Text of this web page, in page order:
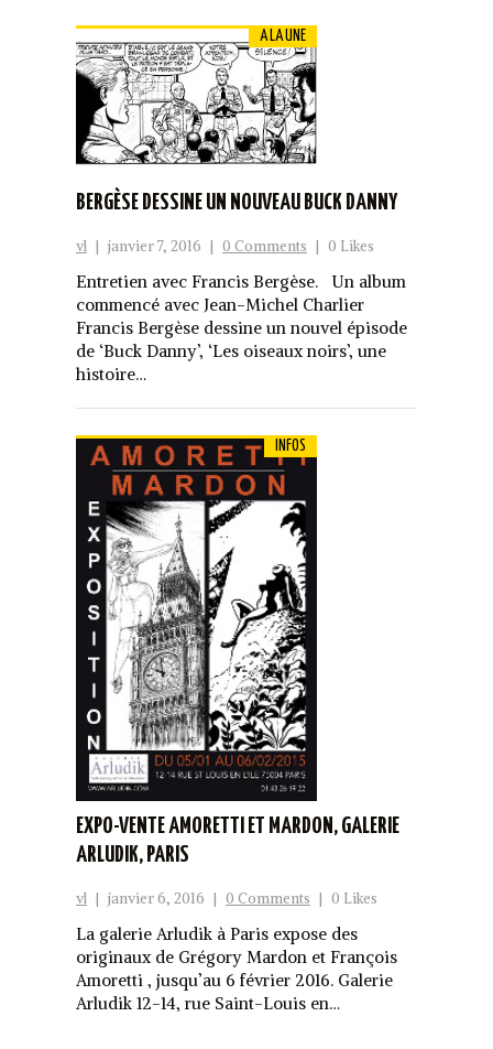
A LA UNE
BERGÈSE DESSINE UN NOUVEAU BUCK DANNY
vl | janvier 7, 2016 | 0 Comments | 0 Likes
Entretien avec Francis Bergèse. Un album
commencé avec Jean-Michel Charlier
Francis Bergèse dessine un nouvel épisode
de ‘Buck Danny’, ‘Les oiseaux noirs’, une
histoire…
INFOS
EXPO-VENTE AMORETTI ET MARDON, GALERIE
ARLUDIK, PARIS
vl | janvier 6, 2016 | 0 Comments | 0 Likes
La galerie Arludik à Paris expose des
originaux de Grégory Mardon et François
Amoretti , jusqu’au 6 février 2016. Galerie
Arludik 12-14, rue Saint-Louis en…